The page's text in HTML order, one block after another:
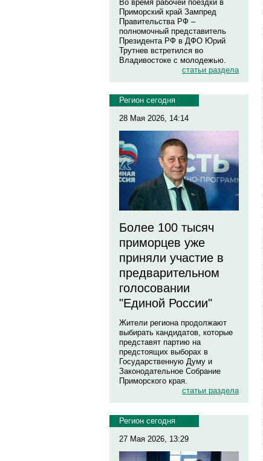
Во время рабочей поездки в
Приморский край Зампред
Правительства РФ –
полномочный представитель
Президента РФ в ДФО Юрий
Трутнев встретился во
Владивостоке с молодежью.
статьи раздела
Регион сегодня
28 Мая 2026, 14:14
Более 100 тысяч
приморцев уже
приняли участие в
предварительном
голосовании
"Единой России"
Жители региона продолжают
выбирать кандидатов, которые
представят партию на
предстоящих выборах в
Государственную Думу и
Законодательное Собрание
Приморского края.
статьи раздела
Регион сегодня
27 Мая 2026, 13:29